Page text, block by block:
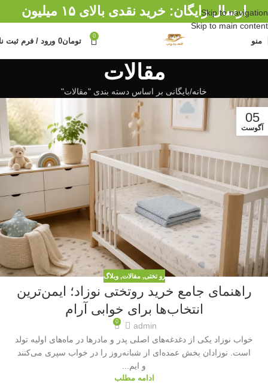
Skip to navigation
Skip to main content
ارسال رایگان: خرید نقدی بالای ۱۵ میلیون
منو
0
تومان0 ورود / فرم ثبت
مقالات
خانه بایگانی بر اساس دسته بندی "مقالات"
05
آگوست
رو تختی,مقالات,وبلاگ
راهنمای جامع خرید روتختی نوزاد؛ ایمن‌ترین
انتخاب‌ها برای خوابی آرام
admin
0
خواب نوزاد یکی از دغدغه‌های اصلی پدر و مادرها در ماه‌های اولیه تولد
است. نوزادان بخش عمده‌ای از شبانه‌روز را در خواب سپری می‌کنند
و ایم...
ادامه مطلب